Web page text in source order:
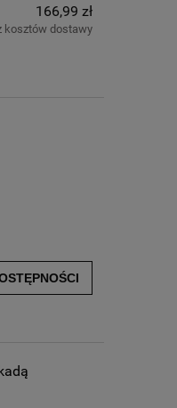
166,99 zł
kosztów dostawy